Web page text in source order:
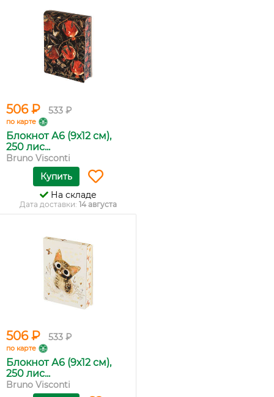
506 ₽ 533 ₽
по карте
Блокнот А6 (9х12 см),
250 лис...
Bruno Visconti
Купить
На складе
Дата доставки: 14 августа
506 ₽ 533 ₽
по карте
Блокнот А6 (9х12 см),
250 лис...
Bruno Visconti